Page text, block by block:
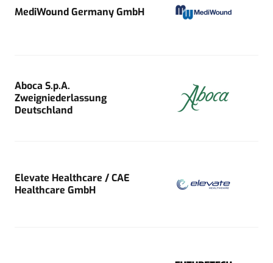
MediWound Germany GmbH
Aboca S.p.A.
Zweigniederlassung
Deutschland
Elevate Healthcare / CAE
Healthcare GmbH